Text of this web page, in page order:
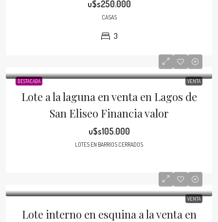
u$s250.000
CASAS
3
DESTACADA VENTA
Lote a la laguna en venta en Lagos de
San Eliseo Financia valor
u$s105.000
LOTES EN BARRIOS CERRADOS
VENTA
Lote interno en esquina a la venta en